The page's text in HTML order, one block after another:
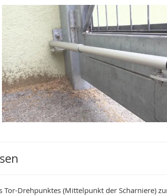
Drehpunktes (Mittelpunkt der Scharniere)